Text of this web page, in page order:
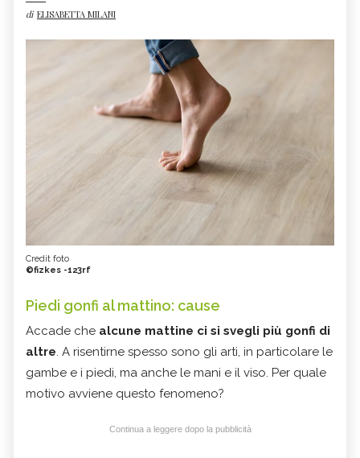
di ELISABETTA MILANI
Credit foto
©fizkes -123rf
Piedi gonfi al mattino: cause
Accade che alcune mattine ci si svegli più gonfi di
altre. A risentirne spesso sono gli arti, in particolare le
gambe e i piedi, ma anche le mani e il viso. Per quale
motivo avviene questo fenomeno?
Continua a leggere dopo la pubblicità